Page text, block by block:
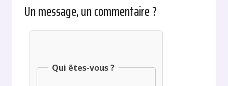
Un message, un commentaire ?
Qui êtes-vous ?